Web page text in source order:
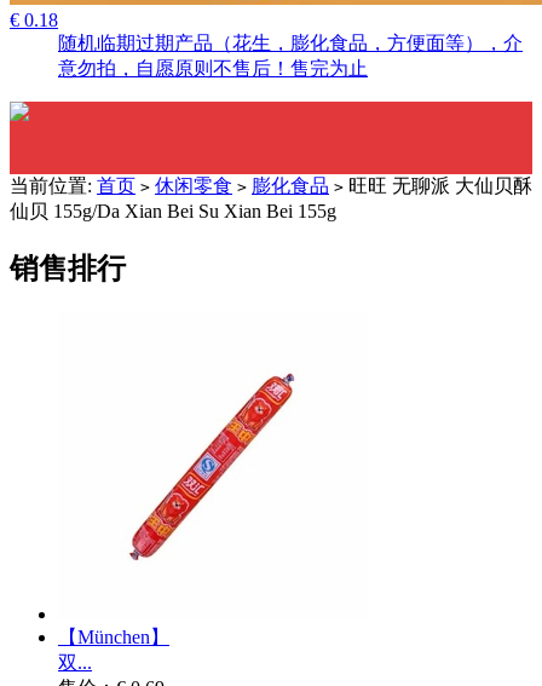
€ 0.18
随机临期过期产品（花生，膨化食品，方便面等），介
意勿拍，自愿原则不售后！售完为止
当前位置: 首页 > 休闲零食 > 膨化食品 > 旺旺 无聊派 大仙贝酥
仙贝 155g/Da Xian Bei Su Xian Bei 155g
销售排行
【München】
双...